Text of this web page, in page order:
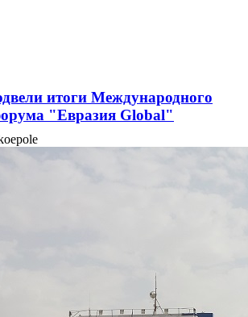
итоги Международного
"Евразия Global"